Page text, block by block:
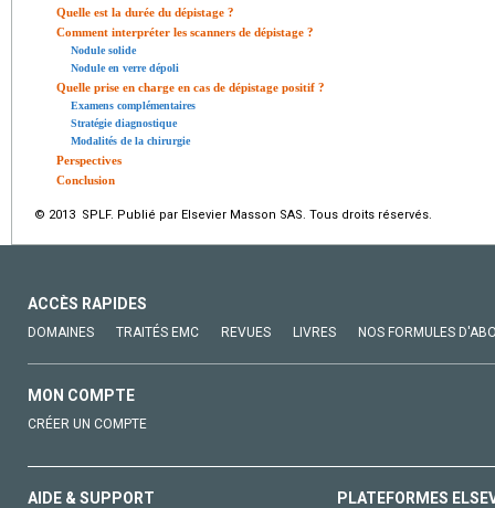
Quelle est la durée du dépistage ?
Comment interpréter les scanners de dépistage ?
Nodule solide
Nodule en verre dépoli
Quelle prise en charge en cas de dépistage positif ?
Examens complémentaires
Stratégie diagnostique
Modalités de la chirurgie
Perspectives
Conclusion
© 2013 SPLF. Publié par Elsevier Masson SAS. Tous droits réservés.
ACCÈS RAPIDES
DOMAINES TRAITÉS EMC REVUES LIVRES NOS FORMULES
MON COMPTE
CRÉER UN COMPTE
AIDE & SUPPORT PLATEFORMES